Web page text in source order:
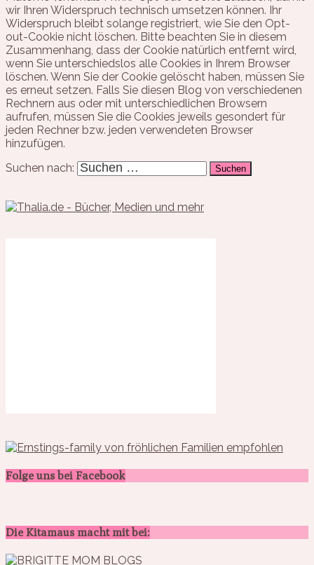
wir Ihren Widerspruch technisch umsetzen können. Ihr
Widerspruch bleibt solange registriert, wie Sie den Opt-
out-Cookie nicht löschen. Bitte beachten Sie in diesem
Zusammenhang, dass der Cookie natürlich entfernt wird,
wenn Sie unterschiedslos alle Cookies in Ihrem Browser
löschen. Wenn Sie der Cookie gelöscht haben, müssen Sie
es erneut setzen. Falls Sie diesen Blog von verschiedenen
Rechnern aus oder mit unterschiedlichen Browsern
aufrufen, müssen Sie die Cookies jeweils gesondert für
jeden Rechner bzw. jeden verwendeten Browser
hinzufügen.
Suchen nach:
Folge uns bei Facebook
Die Kitamaus macht mit bei: